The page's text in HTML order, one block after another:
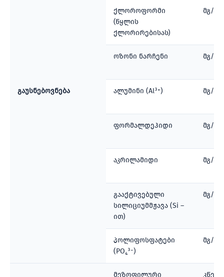
გაუსნებოვნება
ქლოროფორმი
(წყლის
ქლორირებისას)
მგ/ლ
ოზონი ნარჩენი მგ/ლ
ალუმინი (Al³⁺) მგ/ლ
ფორმალდეჰიდი მგ/ლ
აკრილამიდი მგ/ლ
გააქტივებული
სილიციუმმჟავა (Si –
ით)
მგ/
პოლიფოსფატები
(PO₄³⁻)
მგ/ლ
მეზოფილური
კწე/